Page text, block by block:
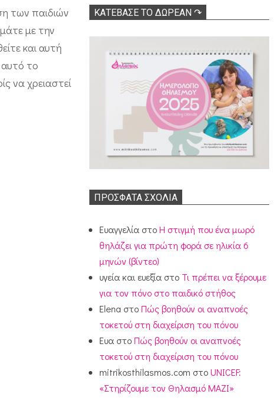
των παιδιών
με την
και αυτή
το
να χρειαστεί
ΚΑΤΕΒΑΣΕ ΤΟ ΔΩΡΕΑΝ ↷
ΠΡΌΣΦΑΤΑ ΣΧΌΛΙΑ
Ευαγγελία στοΗ στιγμή που ένα μωρό
θηλάζει για πρώτη φορά σε ηλικία 6
μηνών (βίντεο)
υγεία και ευεξία στο Τι πρέπει να ξέρουμε
για τον πόνο στο παιδικό στήθος
Elena στοΠώς βοηθούν οι αναπνοές
τοκετού στη διαχείριση του πόνου
Ευα στοΠώς βοηθούν οι αναπνοές
τοκετού στη διαχείριση του πόνου
mitrikosthilasmos.com στοUNICEF:
«Στηρίζουμε τον Θηλασμό ΜΑΖΙ»